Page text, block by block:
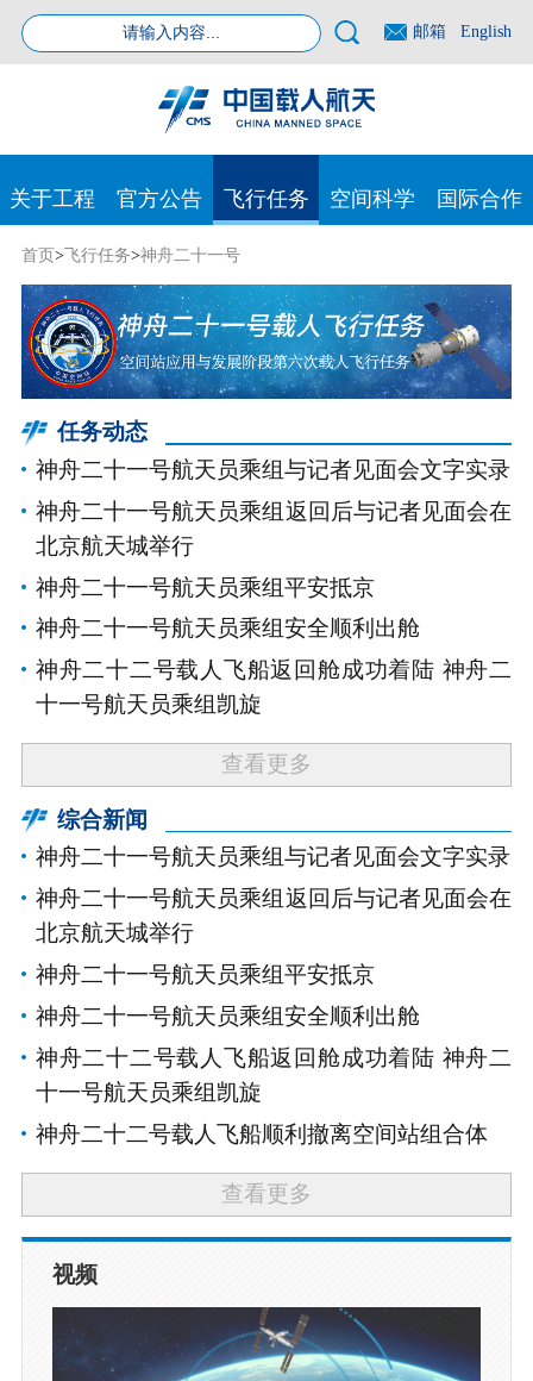
邮箱 English
关于工程 官方公告 飞行任务 空间科学 国际合作
首页>飞行任务>神舟二十一号
任务动态
神舟二十一号航天员乘组与记者见面会文字实录
神舟二十一号航天员乘组返回后与记者见面会在
北京航天城举行
神舟二十一号航天员乘组平安抵京
神舟二十一号航天员乘组安全顺利出舱
神舟二十二号载人飞船返回舱成功着陆 神舟二
十一号航天员乘组凯旋
查看更多
综合新闻
神舟二十一号航天员乘组与记者见面会文字实录
神舟二十一号航天员乘组返回后与记者见面会在
北京航天城举行
神舟二十一号航天员乘组平安抵京
神舟二十一号航天员乘组安全顺利出舱
神舟二十二号载人飞船返回舱成功着陆 神舟二
十一号航天员乘组凯旋
神舟二十二号载人飞船顺利撤离空间站组合体
查看更多
视频